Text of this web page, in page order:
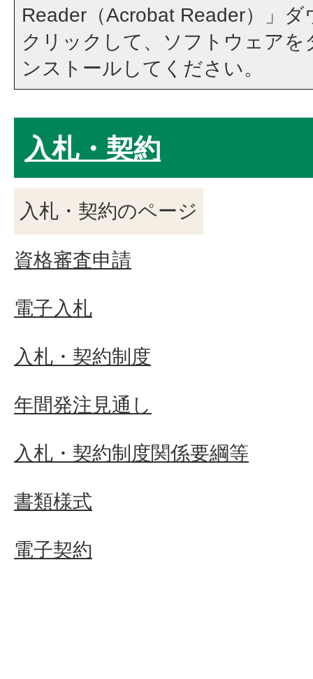
Reader（Acrobat Reader）」
クリックして、ソフトウェア
ンストールしてください。
入札・契約
入札・契約のページ
資格審査申請
電子入札
入札・契約制度
年間発注見通し
入札・契約制度関係要綱等
書類様式
電子契約